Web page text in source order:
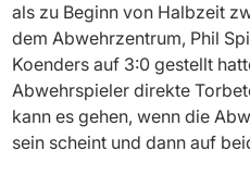
als zu Beginn von Halbzeit
dem Abwehrzentrum, Phil
Koenders auf 3:0 gestellt
Abwehrspieler direkte
kann es gehen, wenn die
sein scheint und dann auf